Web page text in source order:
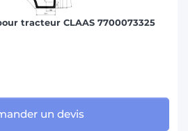
tracteur CLAAS 7700073325
un devis